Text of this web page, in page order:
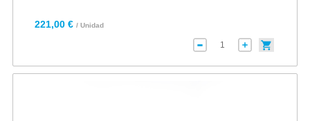
221,00 € / Unidad